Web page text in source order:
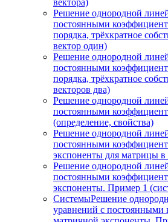
вектора)
Решение однородной
постоянными
порядка, трёхкратное
вектор один)
Решение однородной
постоянными
порядка, трёхкратное
векторов два)
Решение однородной
постоянными
(определение, свойства)
Решение однородной
постоянными
экспоненты для матрицы
Решение однородной
постоянными
экспоненты. Пример 1
СистемыРешение
уравнений с